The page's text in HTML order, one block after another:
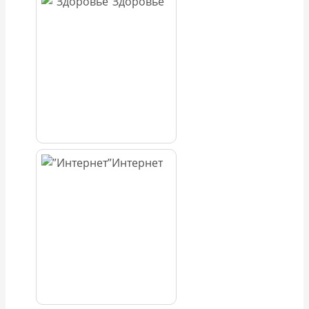
Интернет